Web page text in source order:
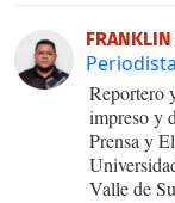
Periodista
Reportero
impreso y
Prensa y
Valle de